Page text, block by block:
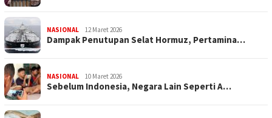
NASIONAL 12 Maret 2026
Dampak Penutupan Selat Hormuz, Pertamina…
NASIONAL 10 Maret 2026
Sebelum Indonesia, Negara Lain Seperti A…